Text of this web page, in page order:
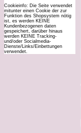
Cookieinfo: Die Seite verwendet
mitunter einen Cookie der zur
Funktion des Shopsystem nötig
ist, es werden KEINE
Kundenbezogenen daten
gespeichert, darüber hinaus
werden KEINE Tracking-
und/oder Socialmedia-
Dienste/Links/Einbettungen
verwendet.